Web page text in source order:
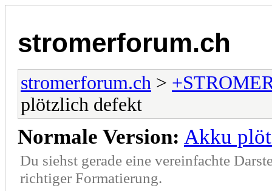
stromerforum.ch
stromerforum.ch >
plötzlich defekt
Normale Version: Akku
Du siehst gerade eine vereinfachte
richtiger Formatierung.